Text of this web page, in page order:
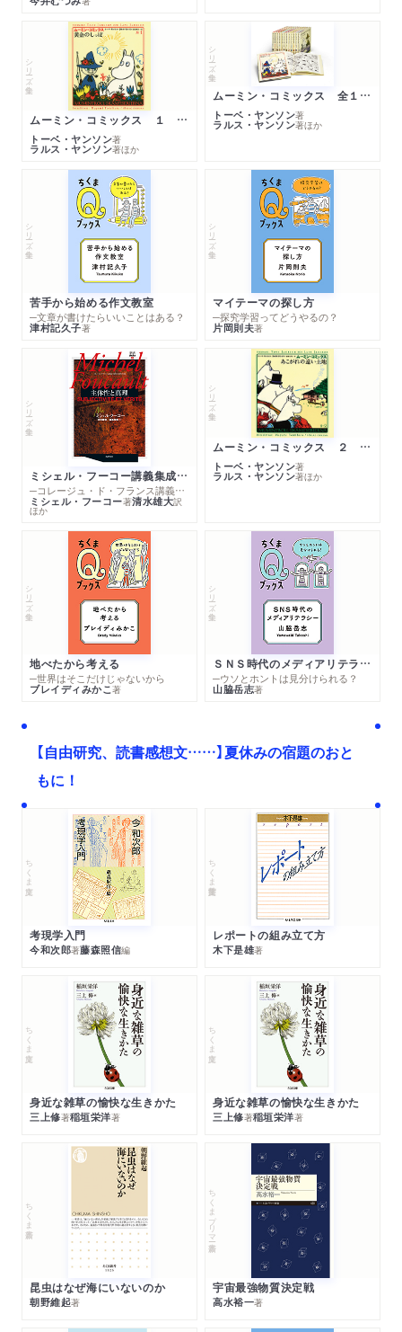
シリーズ・全集
ムーミン・コミックス １ 黄金のしっぽ
トーベ・ヤンソン著
ラルス・ヤンソン著ほか
シリーズ・全集
ムーミン・コミックス 全１４巻セット
トーベ・ヤンソン著
ラルス・ヤンソン著ほか
シリーズ・全集
苦手から始める作文教室
─文章が書けたらいいことはある？
津村記久子著
シリーズ・全集
マイテーマの探し方
─探究学習ってどうやるの？
片岡則夫著
シリーズ・全集
ミシェル・フーコー講義集成１０ 主体性と真理
─コレージュ・ド・フランス講義１９８０－１９８１年度
ミシェル・フーコー著清水雄大訳
ほか
シリーズ・全集
ムーミン・コミックス ２ あこがれの遠い土地
トーベ・ヤンソン著
ラルス・ヤンソン著ほか
シリーズ・全集
地べたから考える
─世界はそこだけじゃないから
ブレイディみかこ著
シリーズ・全集
ＳＮＳ時代のメディアリテラシー
─ウソとホントは見分けられる？
山脇岳志著
【自由研究、読書感想文……】夏休みの宿題のおと
もに！
ちくま文庫
考現学入門
今和次郎著藤森照信編
ちくま学芸文庫
レポートの組み立て方
木下是雄著
ちくま文庫
身近な雑草の愉快な生きかた
三上修著稲垣栄洋著
ちくま文庫
身近な雑草の愉快な生きかた
三上修著稲垣栄洋著
ちくま新書
昆虫はなぜ海にいないのか
朝野維起著
ちくまプリマー新書
宇宙最強物質決定戦
高水裕一著